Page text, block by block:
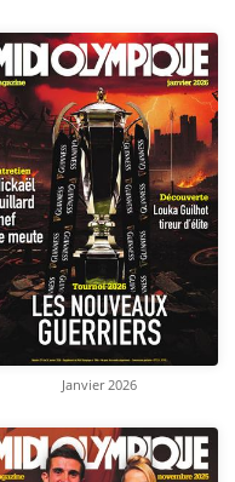
Janvier 2026